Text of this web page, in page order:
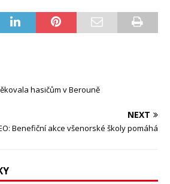
hasičům v Berouně
NEXT
Benefiční akce všenorské školy pomáhá